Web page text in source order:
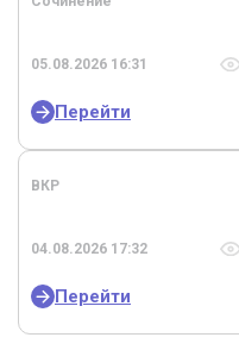
05.08.2026 16:31
Перейти
ВКР
04.08.2026 17:32
Перейти